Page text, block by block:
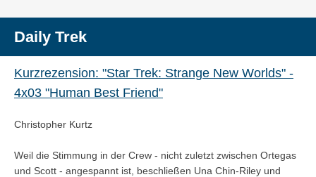
Daily Trek
Kurzrezension: "Star Trek: Strange New Worlds" -
4x03 "Human Best Friend"
Christopher Kurtz
Weil die Stimmung in der Crew - nicht zuletzt zwischen Ortegas
und Scott - angespannt ist, beschließen Una Chin-Riley und